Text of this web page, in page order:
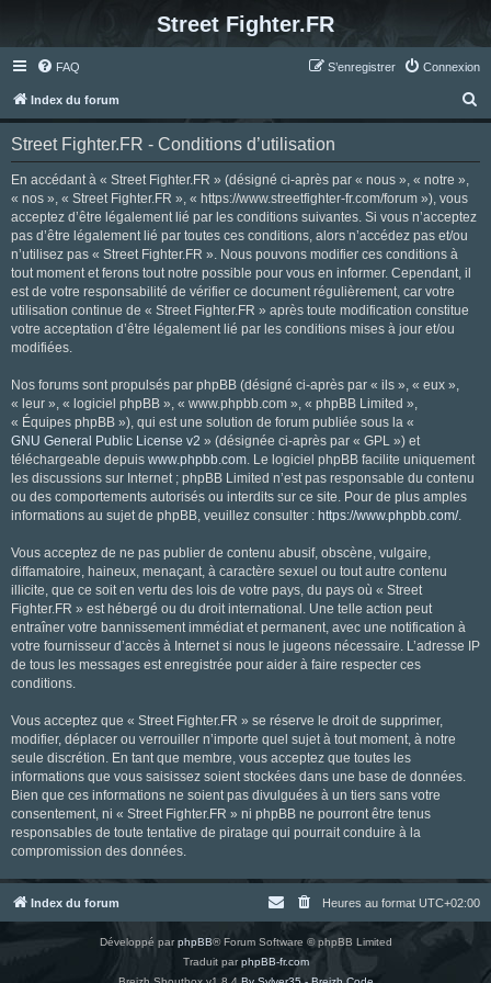
Street Fighter.FR
FAQ Connexion
S’enregistrer
Index du forum
e
Street Fighter.FR - Conditions d’utilisation
En accédant à « Street Fighter.FR » (désigné ci-après par « nous », « notre »,
« nos », « Street Fighter.FR », « https://www.streetfighter-fr.com/forum »), vous
acceptez d’être légalement lié par les conditions suivantes. Si vous n’acceptez
pas d’être légalement lié par toutes ces conditions, alors n’accédez pas et/ou
n’utilisez pas « Street Fighter.FR ». Nous pouvons modifier ces conditions à
tout moment et ferons tout notre possible pour vous en informer. Cependant, il
est de votre responsabilité de vérifier ce document régulièrement, car votre
utilisation continue de « Street Fighter.FR » après toute modification constitue
votre acceptation d’être légalement lié par les conditions mises à jour et/ou
modifiées.
Nos forums sont propulsés par phpBB (désigné ci-après par « ils », « eux »,
« leur », « logiciel phpBB », « www.phpbb.com », « phpBB Limited »,
« Équipes phpBB »), qui est une solution de forum publiée sous la «
GNU General Public License v2 » (désignée ci-après par « GPL ») et
téléchargeable depuis www.phpbb.com. Le logiciel phpBB facilite uniquement
les discussions sur Internet ; phpBB Limited n’est pas responsable du contenu
ou des comportements autorisés ou interdits sur ce site. Pour de plus amples
informations au sujet de phpBB, veuillez consulter : https://www.phpbb.com/.
Vous acceptez de ne pas publier de contenu abusif, obscène, vulgaire,
diffamatoire, haineux, menaçant, à caractère sexuel ou tout autre contenu
illicite, que ce soit en vertu des lois de votre pays, du pays où « Street
Fighter.FR » est hébergé ou du droit international. Une telle action peut
entraîner votre bannissement immédiat et permanent, avec une notification à
votre fournisseur d’accès à Internet si nous le jugeons nécessaire. L’adresse IP
de tous les messages est enregistrée pour aider à faire respecter ces
conditions.
Vous acceptez que « Street Fighter.FR » se réserve le droit de supprimer,
modifier, déplacer ou verrouiller n’importe quel sujet à tout moment, à notre
seule discrétion. En tant que membre, vous acceptez que toutes les
informations que vous saisissez soient stockées dans une base de données.
Bien que ces informations ne soient pas divulguées à un tiers sans votre
consentement, ni « Street Fighter.FR » ni phpBB ne pourront être tenus
responsables de toute tentative de piratage qui pourrait conduire à la
compromission des données.
Index du forum Heures au format UTC+02:00
Développé parphpBB® Forum Software © phpBB Limited
Traduit parphpBB-fr.com